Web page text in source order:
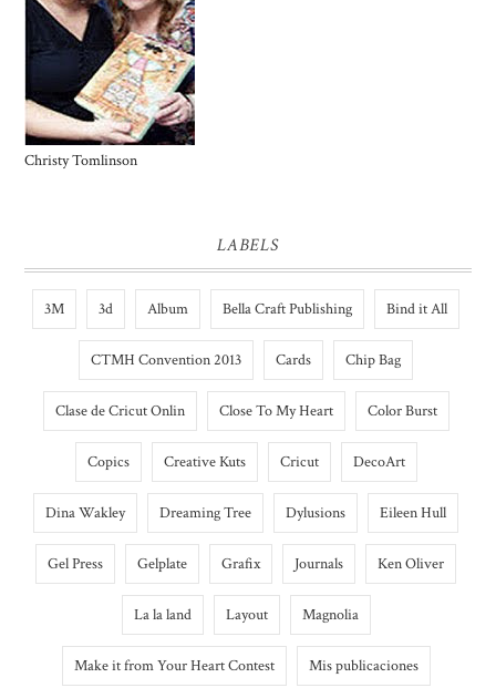
Christy Tomlinson
LABELS
3M 3d Album Bella Craft Publishing Bind it All
CTMH Convention 2013 Cards Chip Bag
Clase de Cricut Onlin Close To My Heart Color Burst
Copics Creative Kuts Cricut DecoArt
Dina Wakley Dreaming Tree Dylusions Eileen Hull
Gel Press Gelplate Grafix Journals Ken Oliver
La la land Layout Magnolia
Make it from Your Heart Contest Mis publicaciones